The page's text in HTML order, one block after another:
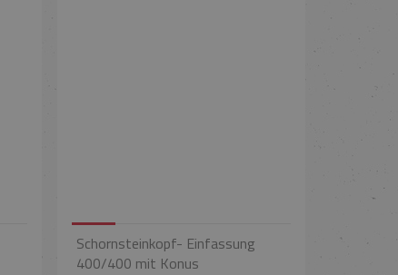
Schornsteinkopf- Einfassung
400/400 mit Konus